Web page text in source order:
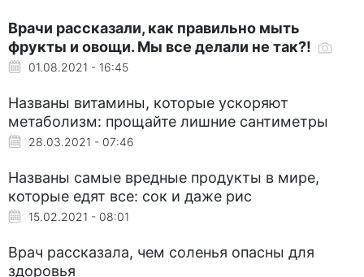
Врачи рассказали, как правильно мыть
фрукты и овощи. Мы все делали не так?!
01.08.2021 - 16:45
Названы витамины, которые ускоряют
метаболизм: прощайте лишние сантиметры
28.03.2021 - 07:46
Названы самые вредные продукты в мире,
которые едят все: сок и даже рис
15.02.2021 - 08:01
Врач рассказала, чем соленья опасны для
здоровья